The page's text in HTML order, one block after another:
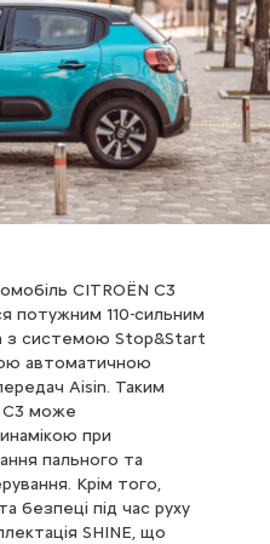
CITROЁN C3
потужним 110-сильним
з системою Stop&Start
автоматичною
Aisin. Таким
C3 може
при
пального та
Крім того,
безпеці під час руху
SHINE, що